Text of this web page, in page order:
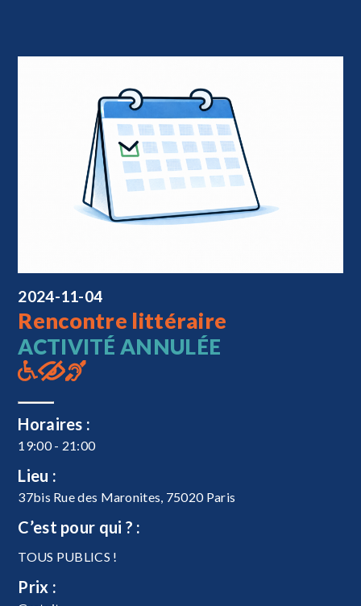
2024-11-04
Rencontre littéraire
ACTIVITÉ ANNULÉE
Horaires :
19:00 - 21:00
Lieu :
37bis Rue des Maronites, 75020 Paris
C’est pour qui ? :
TOUS PUBLICS !
Prix :